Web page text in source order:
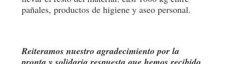
pañales, productos de higiene y aseo personal.
Reiteramos nuestro agradecimiento por la